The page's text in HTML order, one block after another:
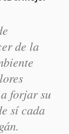
de la
forjar su
sí cada